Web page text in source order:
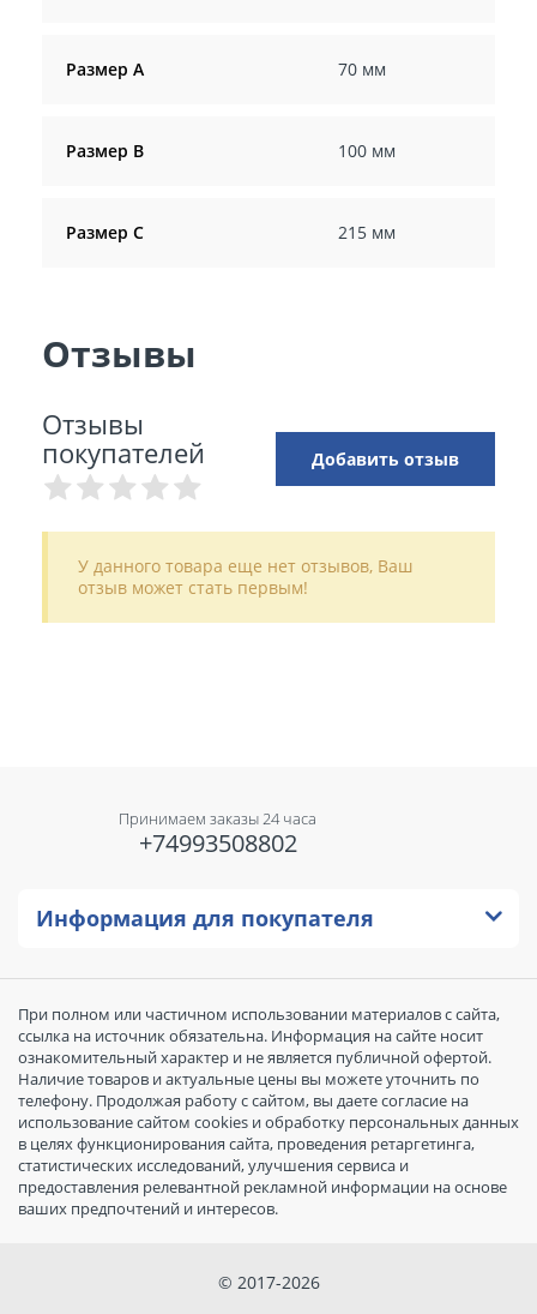
Размер А 70 мм
Размер В 100 мм
Размер С 215 мм
Отзывы
Отзывы
покупателей
Добавить отзыв
У данного товара еще нет отзывов, Ваш
отзыв может стать первым!
Принимаем заказы 24 часа
+74993508802
Информация для покупателя
При полном или частичном использовании материалов с сайта,
ссылка на источник обязательна. Информация на сайте носит
ознакомительный характер и не является публичной офертой.
Наличие товаров и актуальные цены вы можете уточнить по
телефону. Продолжая работу с сайтом, вы даете согласие на
использование сайтом cookies и обработку персональных данных
в целях функционирования сайта, проведения ретаргетинга,
статистических исследований, улучшения сервиса и
предоставления релевантной рекламной информации на основе
ваших предпочтений и интересов.
© 2017-2026